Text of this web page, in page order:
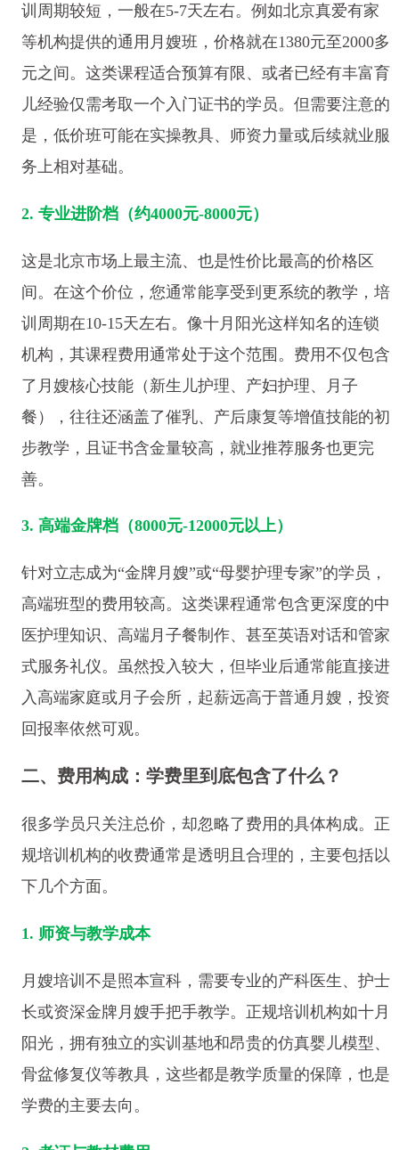
训周期较短，一般在5-7天左右。例如北京真爱有家
等机构提供的通用月嫂班，价格就在1380元至2000多
元之间。这类课程适合预算有限、或者已经有丰富育
儿经验仅需考取一个入门证书的学员。但需要注意的
是，低价班可能在实操教具、师资力量或后续就业服
务上相对基础。
2. 专业进阶档（约4000元-8000元）
这是北京市场上最主流、也是性价比最高的价格区
间。在这个价位，您通常能享受到更系统的教学，培
训周期在10-15天左右。像十月阳光这样知名的连锁
机构，其课程费用通常处于这个范围。费用不仅包含
了月嫂核心技能（新生儿护理、产妇护理、月子
餐），往往还涵盖了催乳、产后康复等增值技能的初
步教学，且证书含金量较高，就业推荐服务也更完
善。
3. 高端金牌档（8000元-12000元以上）
针对立志成为“金牌月嫂”或“母婴护理专家”的学员，
高端班型的费用较高。这类课程通常包含更深度的中
医护理知识、高端月子餐制作、甚至英语对话和管家
式服务礼仪。虽然投入较大，但毕业后通常能直接进
入高端家庭或月子会所，起薪远高于普通月嫂，投资
回报率依然可观。
二、费用构成：学费里到底包含了什么？
很多学员只关注总价，却忽略了费用的具体构成。正
规培训机构的收费通常是透明且合理的，主要包括以
下几个方面。
1. 师资与教学成本
月嫂培训不是照本宣科，需要专业的产科医生、护士
长或资深金牌月嫂手把手教学。正规培训机构如十月
阳光，拥有独立的实训基地和昂贵的仿真婴儿模型、
骨盆修复仪等教具，这些都是教学质量的保障，也是
学费的主要去向。